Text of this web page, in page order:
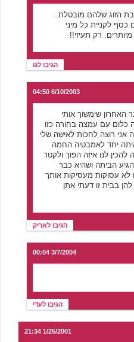
הזוג שלהם מובטלת.
לקניית כל מיני
רק תעיזי!!
הגיבו לגו
6/10/2003 04:50
האחרון שימשוך אותי
כלום עם עמצה בחורה כזו
אני רוצה לחכות לאישה שלי
יחד לאמבטיה החמה
לנו איזה הפוך ולקטר
הביתה ושהיא כבר
לא עסוקות מעסיקות אותך
בבית זו דעתי אתן
הגיבו לאריק
3/7/2004 00:04
הגיבו לעדי
1/25/2001 21:34